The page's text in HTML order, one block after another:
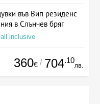
във Вип резиденс
в Слънчев бряг
inclusive
360€ / 704.10
лв.